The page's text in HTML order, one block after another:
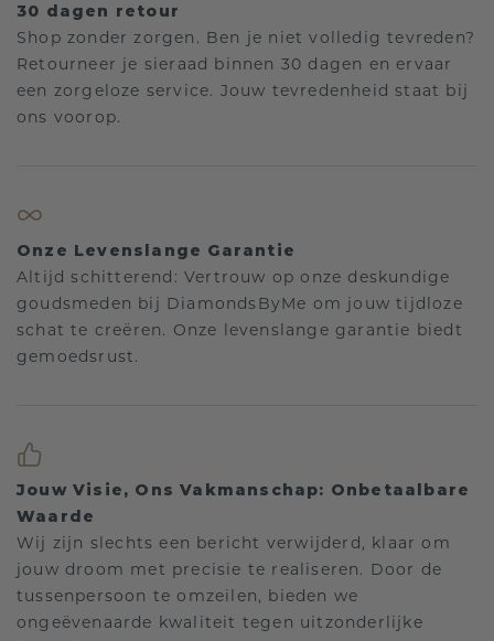
30 dagen retour
Shop zonder zorgen. Ben je niet volledig tevreden?
Retourneer je sieraad binnen 30 dagen en ervaar
een zorgeloze service. Jouw tevredenheid staat bij
ons voorop.
Onze Levenslange Garantie
Altijd schitterend: Vertrouw op onze deskundige
goudsmeden bij DiamondsByMe om jouw tijdloze
schat te creëren. Onze levenslange garantie biedt
gemoedsrust.
Jouw Visie, Ons Vakmanschap: Onbetaalbare
Waarde
Wij zijn slechts een bericht verwijderd, klaar om
jouw droom met precisie te realiseren. Door de
tussenpersoon te omzeilen, bieden we
ongeëvenaarde kwaliteit tegen uitzonderlijke